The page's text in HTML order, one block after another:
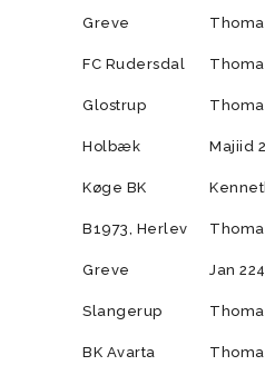
Greve
FC Rudersdal
Glostrup
Holbæk Majiid
Køge BK
B1973, Herlev
Greve Jan
Slangerup
BK Avarta